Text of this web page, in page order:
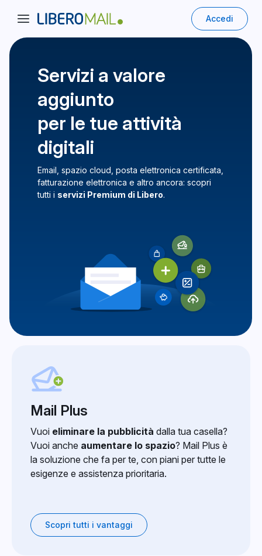
Accedi
Servizi a valore
aggiunto
per le tue attività
digitali
Email, spazio cloud, posta elettronica certificata,
fatturazione elettronica e altro ancora: scopri
tutti i servizi Premium di Libero.
Mail Plus
Vuoi eliminare la pubblicità dalla tua casella?
Vuoi anche aumentare lo spazio? Mail Plus è
la soluzione che fa per te, con piani per tutte le
esigenze e assistenza prioritaria.
Scopri tutti i vantaggi